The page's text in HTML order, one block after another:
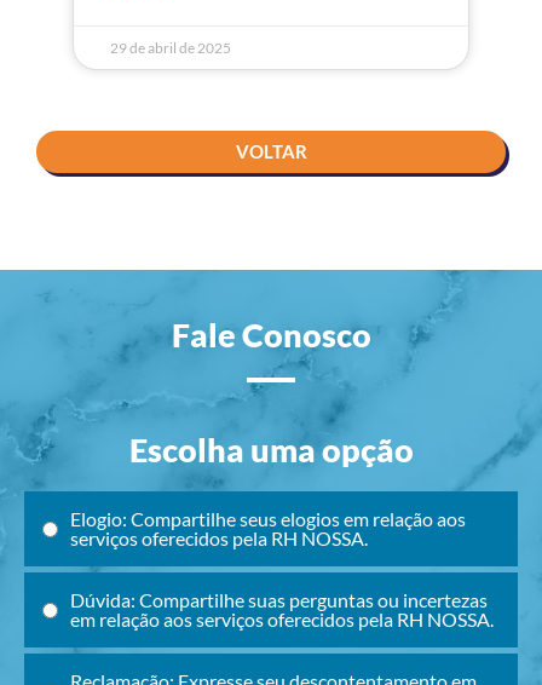
29 de abril de 2025
VOLTAR
Fale Conosco
Escolha uma opção
Elogio: Compartilhe seus elogios em relação aos
serviços oferecidos pela RH NOSSA.
Dúvida: Compartilhe suas perguntas ou incertezas
em relação aos serviços oferecidos pela RH NOSSA.